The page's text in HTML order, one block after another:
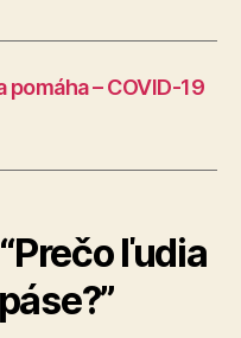
– COVID-19
ľudia